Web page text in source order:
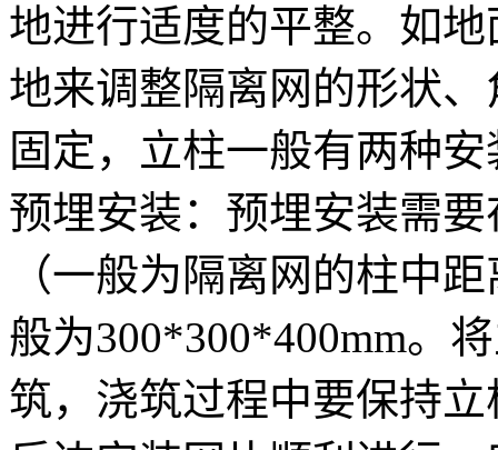
地进行适度的平整。如
地来调整隔离网的形状
固定，立柱一般有两种
预埋安装：预埋安装需
（一般为隔离网的柱中
般为300*300*400mm。
筑，浇筑过程中要保持